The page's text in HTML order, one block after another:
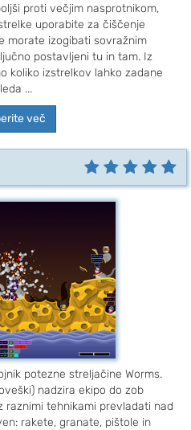
proti večjim nasprotnikom,
uporabite za čiščenje
morate izogibati sovražnim
postavljeni tu in tam. Iz
koliko izstrelkov lahko zadane
...
več
potezne streljačine Worms.
nadzira ekipo do zob
raznimi tehnikami prevladati nad
rakete, granate, pištole in